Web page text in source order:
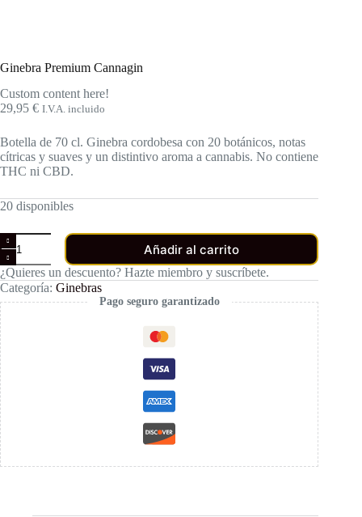
Ginebra Premium Cannagin
Custom content here!
29,95 € I.V.A. incluido
Botella de 70 cl. Ginebra cordobesa con 20 botánicos, notas
cítricas y suaves y un distintivo aroma a cannabis. No contiene
THC ni CBD.
20 disponibles
Ginebra
Premium
Cannagin
cantidad
Añadir al carrito
¿Quieres un descuento? Hazte miembro y suscríbete.
Categoría: Ginebras
Pago seguro garantizado